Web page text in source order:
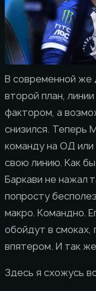
В современной же
второй план,
фактором, а
снизился. Теперь
команду на ОД
свою линию. Как
Баркави не нажал
попросту
макро. Командно.
обойдут в смоках,
впятером. И так
Здесь я схожусь